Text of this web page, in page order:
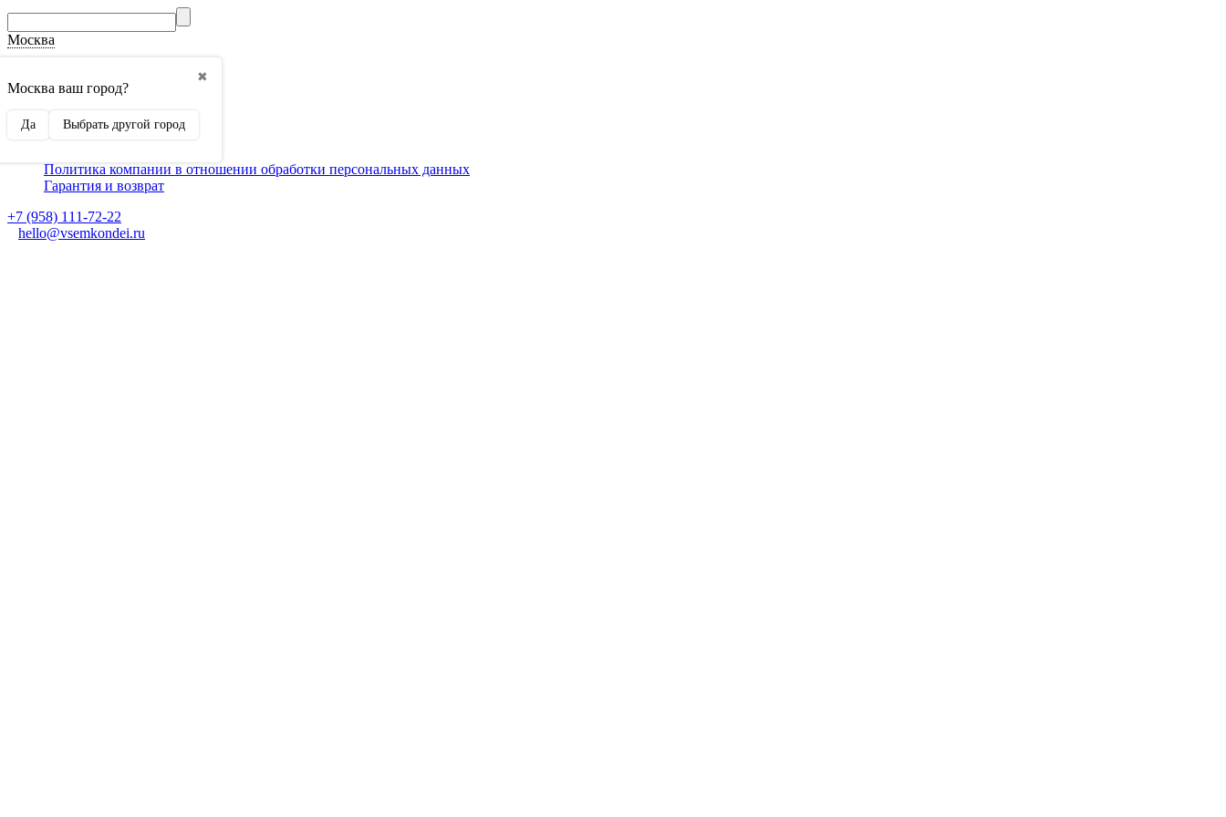
Москва
✖
Москва ваш город?
Да Выбрать другой город
Способы оплаты
Монтаж кондиционеров
Для партнеров
Политика компании в отношении обработки персональных данных
Гарантия и возврат
+7 (958) 111-72-22
hello@vsemkondei.ru